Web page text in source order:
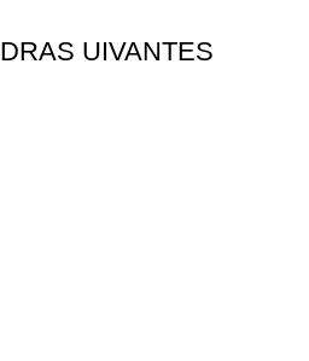
UIVANTES